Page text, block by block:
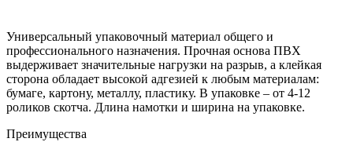
Универсальный упаковочный материал общего и
профессионального назначения. Прочная основа ПВХ
выдерживает значительные нагрузки на разрыв, а клейкая
сторона обладает высокой адгезией к любым материалам:
бумаге, картону, металлу, пластику. В упаковке – от 4-12
роликов скотча. Длина намотки и ширина на упаковке.
Преимущества